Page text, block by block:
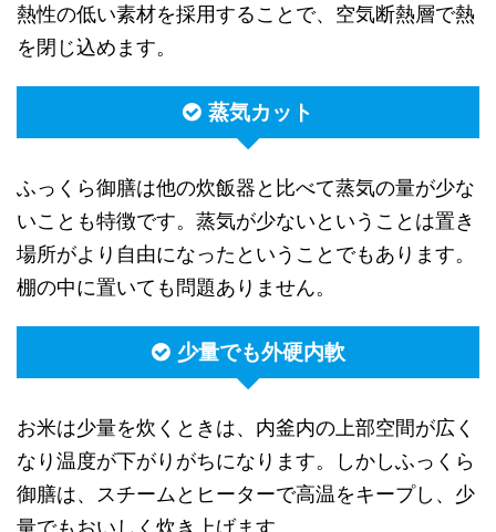
熱性の低い素材を採用することで、空気断熱層で熱
を閉じ込めます。
蒸気カット
ふっくら御膳は他の炊飯器と比べて蒸気の量が少な
いことも特徴です。蒸気が少ないということは置き
場所がより自由になったということでもあります。
棚の中に置いても問題ありません。
少量でも外硬内軟
お米は少量を炊くときは、内釜内の上部空間が広く
なり温度が下がりがちになります。しかしふっくら
御膳は、スチームとヒーターで高温をキープし、少
量でもおいしく炊き上げます。